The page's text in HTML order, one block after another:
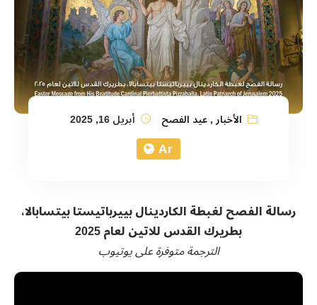
الأخبار,عيد الفصح أبريل 16, 2025
Ar
رسالة الفصح لغبطة الكاردينال بييرباتيستا بيتسابالا،
بطريرك القدس للاتين لعام 2025
الترجمة متوفرة على يوتيوب